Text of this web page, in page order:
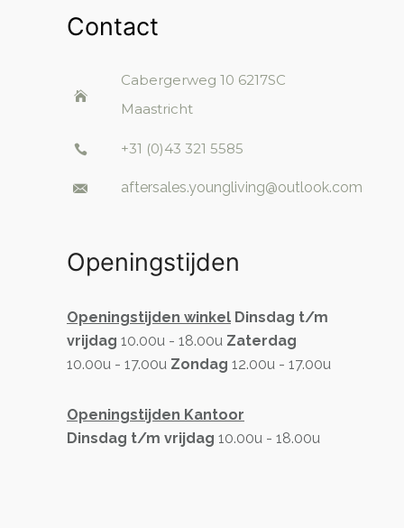
Contact
Cabergerweg 10 6217SC
Maastricht
+31 (0)43 321 5585
aftersales.youngliving@outlook.com
Openingstijden
Openingstijden winkel Dinsdag t/m
vrijdag 10.00u - 18.00u Zaterdag
10.00u - 17.00u Zondag 12.00u - 17.00u
Openingstijden Kantoor
Dinsdag t/m vrijdag 10.00u - 18.00u